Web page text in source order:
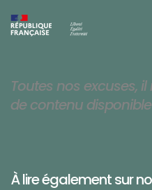
Toutes nos excuses,
de contenu
À lire également sur